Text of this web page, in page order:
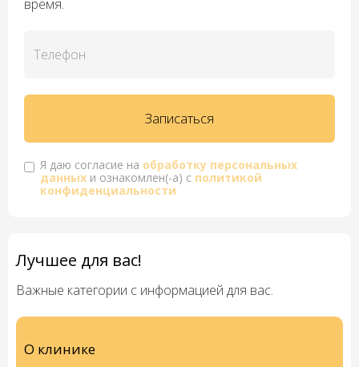
время.
Я даю согласие на обработку персональных
данных и ознакомлен(-а) с политикой
конфиденциальности
Лучшее для вас!
Важные категории с информацией для вас.
О клинике